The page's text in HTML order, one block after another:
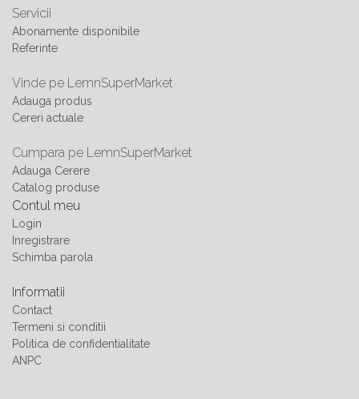
Servicii
Abonamente disponibile
Referinte
Vinde pe LemnSuperMarket
Adauga produs
Cereri actuale
Cumpara pe LemnSuperMarket
Adauga Cerere
Catalog produse
Contul meu
Login
Inregistrare
Schimba parola
Informatii
Contact
Termeni si conditii
Politica de confidentialitate
ANPC